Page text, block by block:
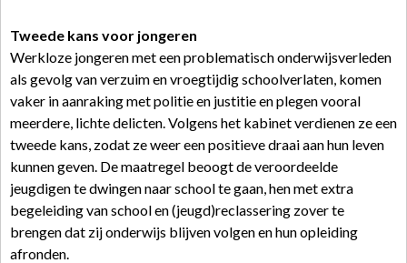
Tweede kans voor jongeren
Werkloze jongeren met een problematisch onderwijsverleden
als gevolg van verzuim en vroegtijdig schoolverlaten, komen
vaker in aanraking met politie en justitie en plegen vooral
meerdere, lichte delicten. Volgens het kabinet verdienen ze een
tweede kans, zodat ze weer een positieve draai aan hun leven
kunnen geven. De maatregel beoogt de veroordeelde
jeugdigen te dwingen naar school te gaan, hen met extra
begeleiding van school en (jeugd)reclassering zover te
brengen dat zij onderwijs blijven volgen en hun opleiding
afronden.